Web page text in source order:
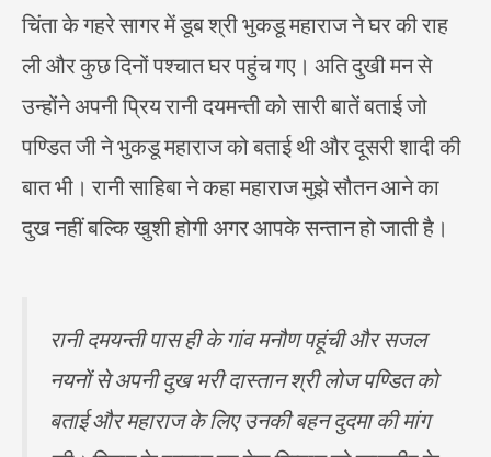
चिंता के गहरे सागर में डूब श्री भुकडू महाराज ने घर की राह
ली और कुछ दिनों पश्चात घर पहुंच गए। अति दुखी मन से
उन्होंने अपनी प्रिय रानी दयमन्ती को सारी बातें बताई जो
पण्डित जी ने भुकडू महाराज को बताई थी और दूसरी शादी की
बात भी। रानी साहिबा ने कहा महाराज मुझे सौतन आने का
दुख नहीं बल्कि खुशी होगी अगर आपके सन्तान हो जाती है।
रानी दमयन्ती पास ही के गांव मनौण पहूंची और सजल
नयनों से अपनी दुख भरी दास्तान श्री लोज पण्डित को
बताई और महाराज के लिए उनकी बहन दुदमा की मांग